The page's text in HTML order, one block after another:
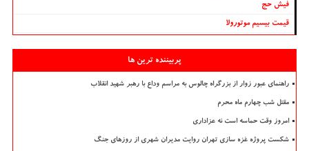
فیش حج
قیمت بیسیم موتورولا
پربیننده ترین ها
راهنمای عبور زوار از بزرگراه چالوس به مراسم وداع با رهبر شهید انقلاب
مقتل شب چهارم ماه محرم
امروز وقت حماسه است نه عزاداری
شکست پروژه غزه سازی تهران روایت مدیران شهری از روزهای جنگ